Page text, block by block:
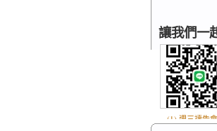
讓我們一
(1) 週三禱告